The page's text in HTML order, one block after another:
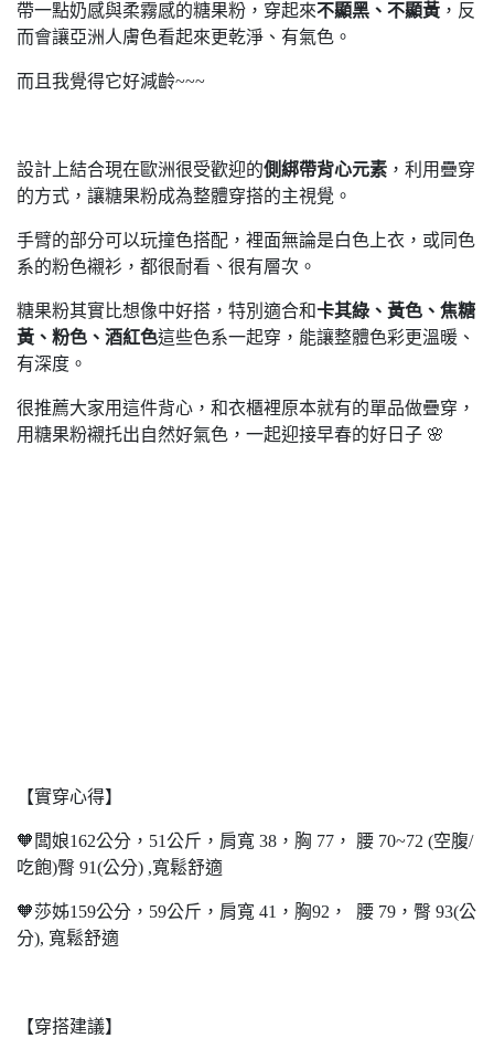
帶一點奶感與柔霧感的糖果粉，穿起來不顯黑、不顯黃 ，反
而會讓亞洲人膚色看起來更乾淨、有氣色。
而且我覺得它好減齡~~~
設計上結合現在歐洲很受歡迎的側綁帶背心元素 ，利用疊穿
的方式，讓糖果粉成為整體穿搭的主視覺。
手臂的部分可以玩撞色搭配，裡面無論是白色上衣，或同色
系的粉色襯衫，都很耐看、很有層次。
糖果粉其實比想像中好搭，特別適合和卡其綠、黃色、焦糖
黃、粉色、酒紅色這些色系一起穿，能讓整體色彩更溫暖、
有深度。
很推薦大家用這件背心，和衣櫃裡原本就有的單品做疊穿，
用糖果粉襯托出自然好氣色，一起迎接早春的好日子 🌸
【實穿心得】
🧡闆娘162公分，51公斤，肩寬 38，胸 77， 腰 70~72 (空腹/
吃飽)臀 91(公分) ,寬鬆舒適
🧡莎姊159公分，59公斤，肩寬 41，胸92， 腰 79，臀 93(公
分), 寬鬆舒適
【穿搭建議】